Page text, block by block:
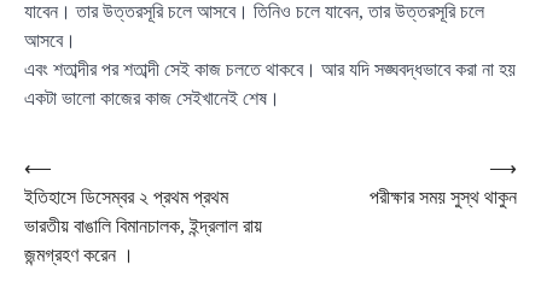
যাবেন। তার উত্তরসূরি চলে আসবে। তিনিও চলে যাবেন, তার উত্তরসূরি চলে
আসবে।
এবং শতাব্দীর পর শতাব্দী সেই কাজ চলতে থাকবে। আর যদি সঙ্ঘবদ্ধভাবে করা না হয়
একটা ভালো কাজের কাজ সেইখানেই শেষ।
Post
navigation
⟵
ইতিহাসে ডিসেম্বর ২ প্রথম প্রথম
ভারতীয় বাঙালি বিমানচালক, ইন্দ্রলাল রায়
জন্মগ্রহণ করেন ।
পরীক্ষার সময় সুস্থ থাকুন
⟶